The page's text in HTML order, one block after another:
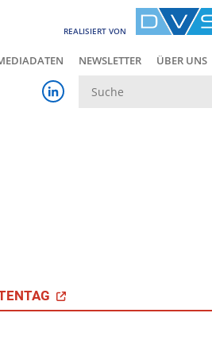
REALISIERT VON
NEWSLETTER ÜBER UNS